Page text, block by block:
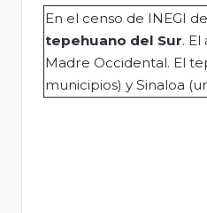
En el censo de INEGI
tepehuano del Sur.
Madre Occidental. El
municipios) y Sinaloa